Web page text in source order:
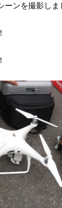
ーンを撮影し